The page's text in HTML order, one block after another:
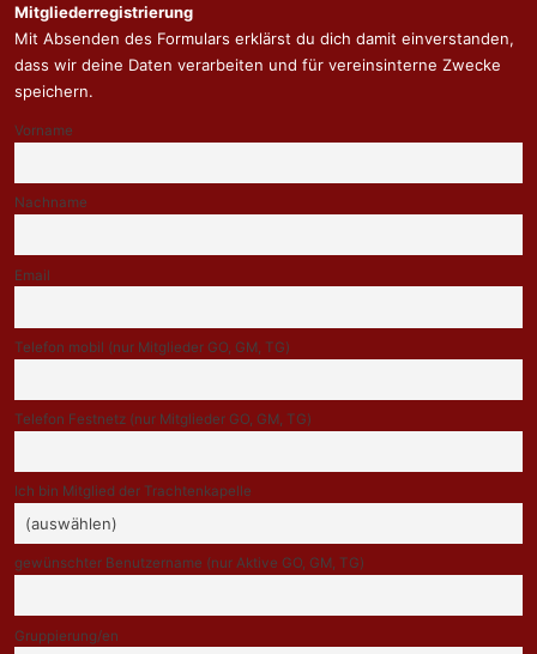
Mitgliederregistrierung
Mit Absenden des Formulars erklärst du dich damit einverstanden,
dass wir deine Daten verarbeiten und für vereinsinterne Zwecke
speichern.
Vorname
Nachname
Email
Telefon mobil (nur Mitglieder GO, GM, TG)
Telefon Festnetz (nur Mitglieder GO, GM, TG)
Ich bin Mitglied der Trachtenkapelle
gewünschter Benutzername (nur Aktive GO, GM, TG)
Gruppierung/en